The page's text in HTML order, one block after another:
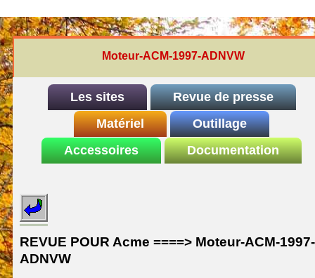
Moteur-ACM-1997-ADNVW
Les sites
INDEX
Le site de la
motoculture
Information sur
Revue de presse
REDEXIM-et-Eliet
ELIET
Motobineuse ou
Matériel
autoportee
SARP
Robomow
Outillage
Affuteuse
Accessoires
Documentation
REVUE POUR Acme ====> Moteur-ACM-1997-
ADNVW